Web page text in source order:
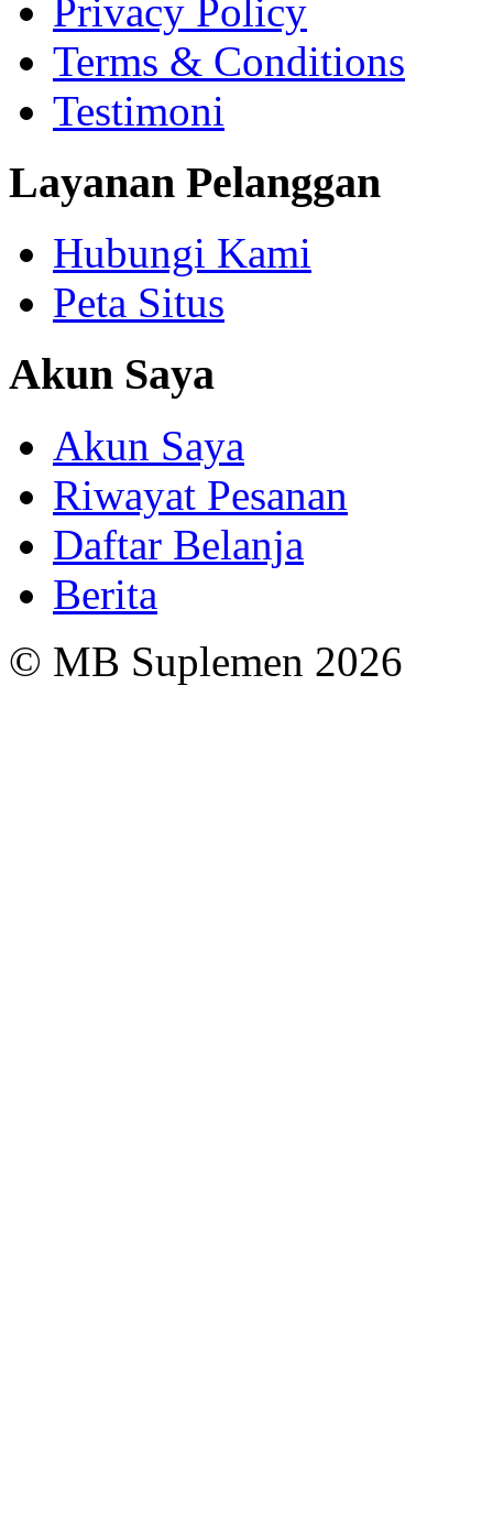
Privacy Policy
Terms & Conditions
Testimoni
Layanan Pelanggan
Hubungi Kami
Peta Situs
Akun Saya
Akun Saya
Riwayat Pesanan
Daftar Belanja
Berita
© MB Suplemen 2026